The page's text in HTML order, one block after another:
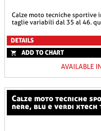
calze moto tecniche sportive invernali nere e arancioni xtech
taglie variabili dal 35 al 46.
DETAILS
ADD TO CHART
AVAILABLE
calze moto tecniche sportive invernali compression
nere, blu e verdi xtech